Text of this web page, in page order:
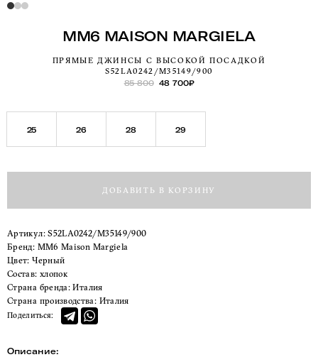
MM6 MAISON MARGIELA
ПРЯМЫЕ ДЖИНСЫ С ВЫСОКОЙ ПОСАДКОЙ
S52LA0242/M35149/900
85 800 48 700₽
25 26 28 29
ДОБАВИТЬ В КОРЗИНУ
Артикул:S52LA0242/M35149/900
Бренд:
MM6 Maison Margiela
Цвет:
Черный
Состав: хлопок
Страна бренда: Италия
Страна производства: Италия
Поделиться:
Описание: